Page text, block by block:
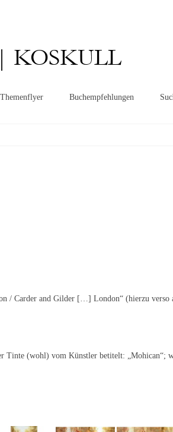
KOSKULL
Themenflyer Buchempfehlungen
/ Carder and Gilder […] London“ (hierzu verso
Tinte (wohl) vom Künstler betitelt: „Mohican“;